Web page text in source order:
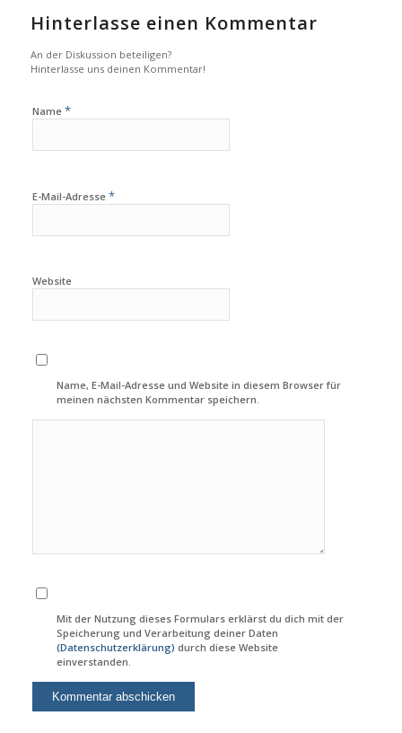
Hinterlasse einen Kommentar
An der Diskussion beteiligen?
Hinterlasse uns deinen Kommentar!
Name *
E-Mail-Adresse *
Website
Name, E-Mail-Adresse und Website in diesem Browser für
meinen nächsten Kommentar speichern.
Mit der Nutzung dieses Formulars erklärst du dich mit der
Speicherung und Verarbeitung deiner Daten
(Datenschutzerklärung) durch diese Website
einverstanden.